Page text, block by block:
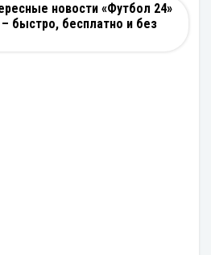
новости «Футбол 24»
быстро, бесплатно и без